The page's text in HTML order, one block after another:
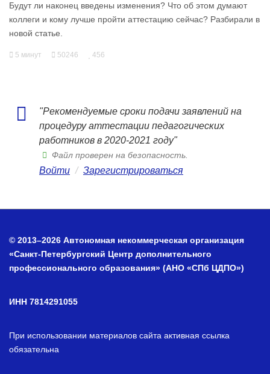
Будут ли наконец введены изменения? Что об этом думают
коллеги и кому лучше пройти аттестацию сейчас? Разбирали в
новой статье.
5 минут 50246 456
"Рекомендуемые сроки подачи заявлений на
процедуру аттестации педагогических
работников в 2020-2021 году"
Файл проверен на безопасность.
Войти / Зарегистрироваться
© 2013–2026 Автономная некоммерческая организация
«Санкт-Петербургский Центр дополнительного
профессионального образования» (АНО «СПб ЦДПО»)
ИНН 7814291055
При использовании материалов сайта активная ссылка
обязательна